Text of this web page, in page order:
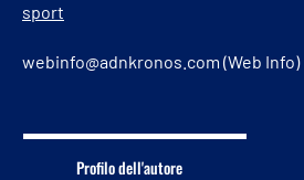
sport
webinfo@adnkronos.com (Web Info)
Profilo dell'autore